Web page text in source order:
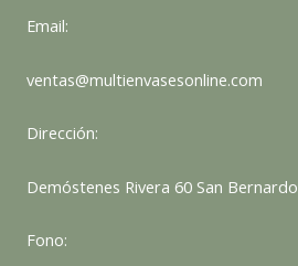
Email:
ventas@multienvasesonline.com
Dirección:
Demóstenes Rivera 60 San Bernardo
Fono: